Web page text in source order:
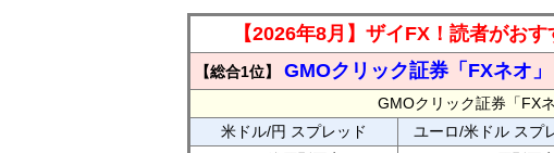
【2026年8月】ザイFX！読者がお
【総合1位】 GMOクリック証券「FXネオ」
GMOクリック証券「FX
米ドル/円 スプレッド
ユーロ/米ドル スプ